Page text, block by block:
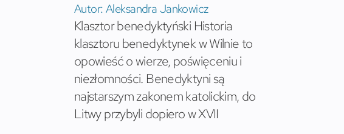
Autor: Aleksandra Jankowicz
Klasztor benedyktyński Historia
klasztoru benedyktynek w Wilnie to
opowieść o wierze, poświęceniu i
niezłomności. Benedyktyni są
najstarszym zakonem katolickim, do
Litwy przybyli dopiero w XVII